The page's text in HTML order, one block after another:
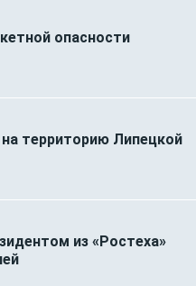
опасности
территорию Липецкой
из «Ростеха»